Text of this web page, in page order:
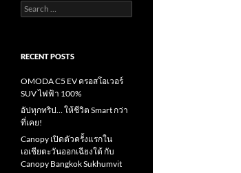
Search
for:
RECENT POSTS
OMODA C5 EV ครอสโอเวอร์
SUV ไฟฟ้า 100%
อัปทุกทริป… ให้ชีวิต Smart กว่า
ที่เคย!
Canopy เปิดตัวครั้งแรกใน
เอเชียตะวันออกเฉียงใต้ กับ
Canopy Bangkok Sukhumvit